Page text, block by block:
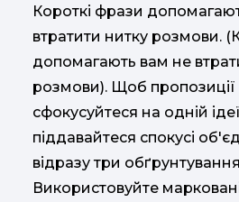
Короткі фрази
втратити нитку розмови.
допомагають вам не
розмови). Щоб
сфокусуйтеся на одній
піддавайтеся спокусі
відразу три
Використовуйте